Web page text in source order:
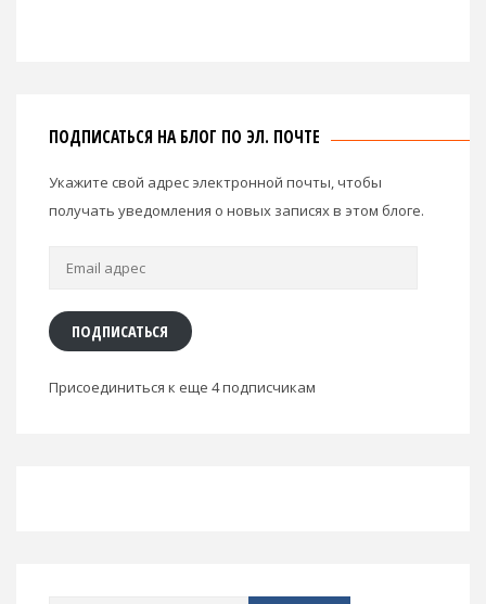
ПОДПИСАТЬСЯ НА БЛОГ ПО ЭЛ. ПОЧТЕ
Укажите свой адрес электронной почты, чтобы
получать уведомления о новых записях в этом блоге.
ПОДПИСАТЬСЯ
Присоединиться к еще 4 подписчикам